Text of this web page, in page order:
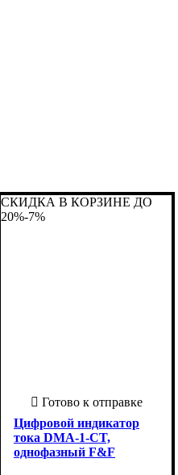
СКИДКА В КОРЗИНЕ ДО
20%-7%
Цифровой индикатор
тока DMA-1-CT,
однофазный F&F